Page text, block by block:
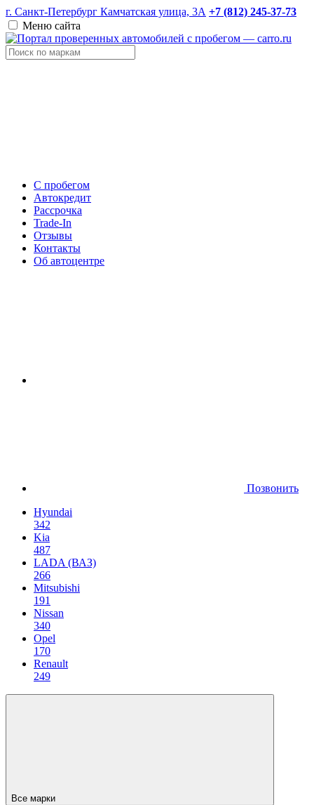
г. Санкт-Петербург Камчатская улица, 3А +7 (812) 245-37-73
Меню сайта
С пробегом
Автокредит
Рассрочка
Trade-In
Отзывы
Контакты
Об автоцентре
Позвонить
Hyundai
342
Kia
487
LADA (ВАЗ)
266
Mitsubishi
191
Nissan
340
Opel
170
Renault
249
Все марки